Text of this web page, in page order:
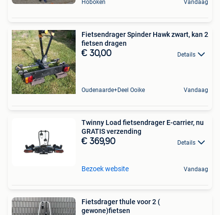
Hoboken Vandaag
Fietsendrager Spinder Hawk zwart, kan 2
fietsen dragen
€ 30,00 Details
Oudenaarde+Deel Ooike Vandaag
Twinny Load fietsendrager E-carrier, nu
GRATIS verzending
€ 369,90 Details
Bezoek website Vandaag
Fietsdrager thule voor 2 (
gewone)fietsen